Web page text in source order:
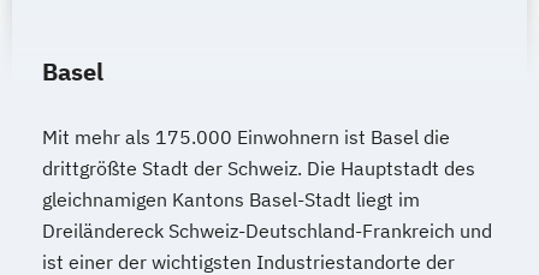
Basel
Mit mehr als 175.000 Einwohnern ist Basel die
drittgrößte Stadt der Schweiz. Die Hauptstadt des
gleichnamigen Kantons Basel-Stadt liegt im
Dreiländereck Schweiz-Deutschland-Frankreich und
ist einer der wichtigsten Industriestandorte der